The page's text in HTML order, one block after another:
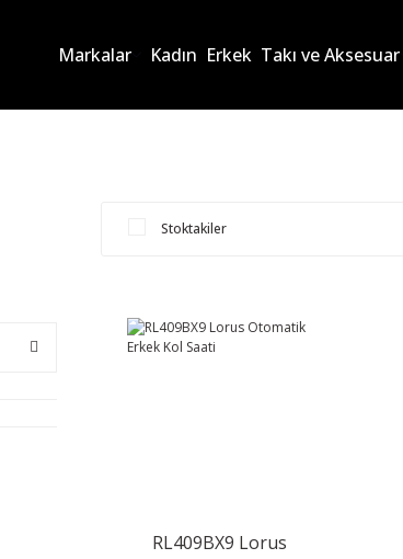
Markalar Kadın Erkek Takı ve Aksesuar
Stoktakiler
RL409BX9 Lorus